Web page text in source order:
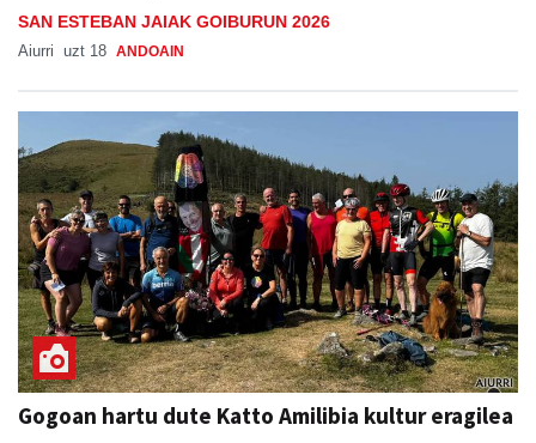
SAN ESTEBAN JAIAK GOIBURUN 2026
Aiurri uzt 18 ANDOAIN
Gogoan hartu dute Katto Amilibia kultur eragilea